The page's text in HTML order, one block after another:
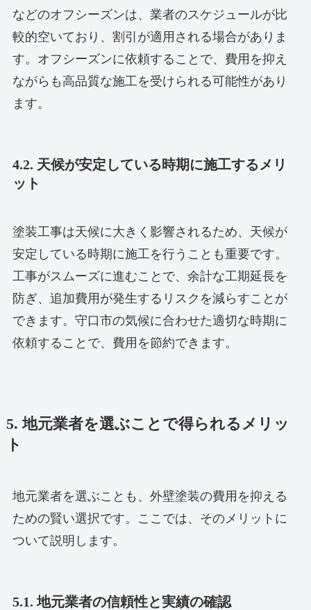
などのオフシーズンは、業者のスケジュールが比
較的空いており、割引が適用される場合がありま
す。オフシーズンに依頼することで、費用を抑え
ながらも高品質な施工を受けられる可能性があり
ます。
4.2. 天候が安定している時期に施工するメリ
ット
塗装工事は天候に大きく影響されるため、天候が
安定している時期に施工を行うことも重要です。
工事がスムーズに進むことで、余計な工期延長を
防ぎ、追加費用が発生するリスクを減らすことが
できます。守口市の気候に合わせた適切な時期に
依頼することで、費用を節約できます。
5. 地元業者を選ぶことで得られるメリッ
ト
地元業者を選ぶことも、外壁塗装の費用を抑える
ための賢い選択です。ここでは、そのメリットに
ついて説明します。
5.1. 地元業者の信頼性と実績の確認